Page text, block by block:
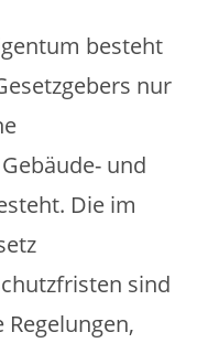
besteht
nur
und
Die im
sind